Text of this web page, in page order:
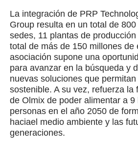
La integración de PRP
Group resulta en un total de
sedes, 11 plantas de
total de más de 150 millones de
asociación supone una
para avanzar en la búsqueda y
nuevas soluciones que
sostenible. A su vez, refuerza la
de Olmix de poder alimentar a 9
personas en el año 2050 de
haciael medio ambiente y las
generaciones.